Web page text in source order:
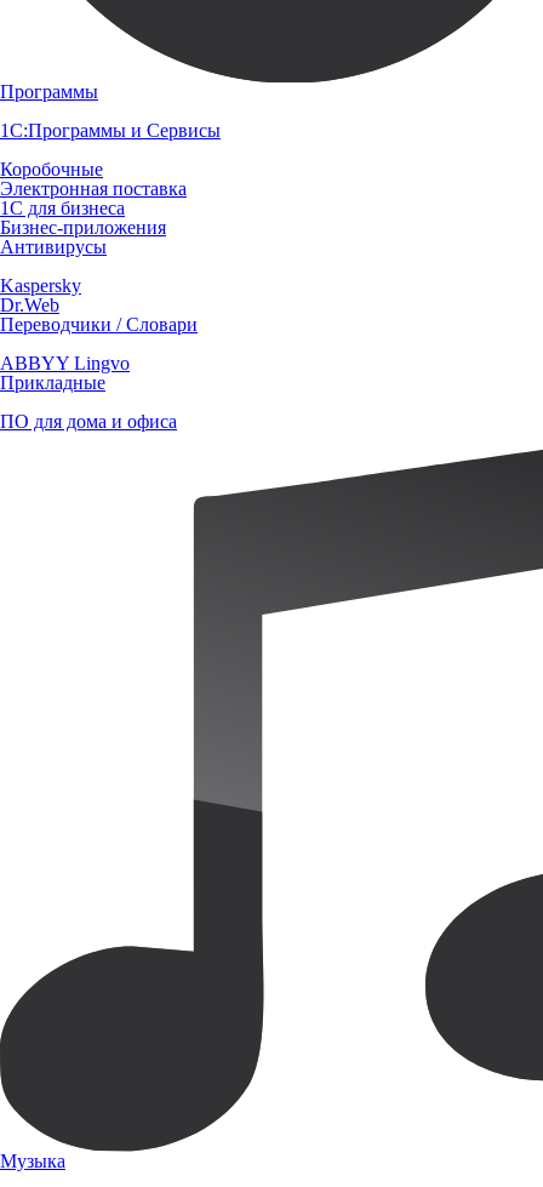
Программы
1С:Программы и Сервисы
Коробочные
Электронная поставка
1С для бизнеса
Бизнес-приложения
Антивирусы
Kaspersky
Dr.Web
Переводчики / Словари
ABBYY Lingvo
Прикладные
ПО для дома и офиса
Музыка